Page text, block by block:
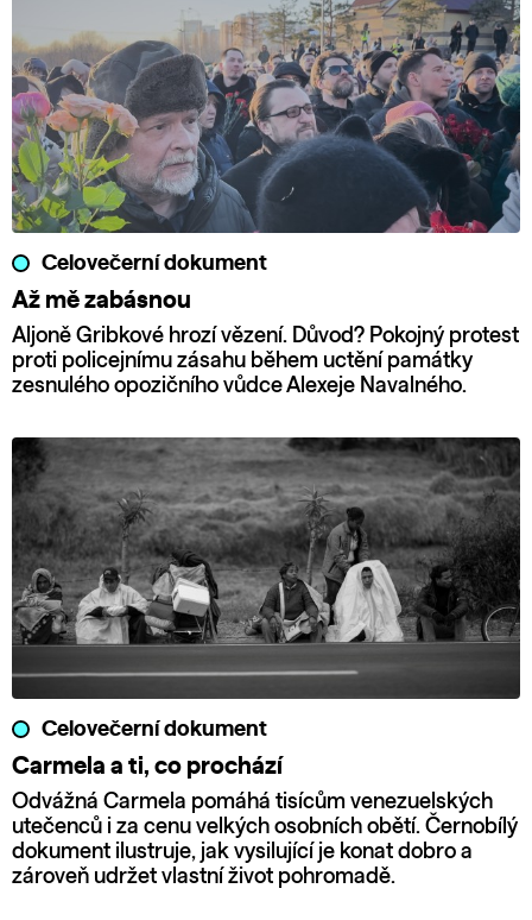
Celovečerní dokument
Až mě zabásnou
Aljoně Gribkové hrozí vězení. Důvod? Pokojný protest
proti policejnímu zásahu během uctění památky
zesnulého opozičního vůdce Alexeje Navalného.
Celovečerní dokument
Carmela a ti, co prochází
Odvážná Carmela pomáhá tisícům venezuelských
utečenců i za cenu velkých osobních obětí. Černobílý
dokument ilustruje, jak vysilující je konat dobro a
zároveň udržet vlastní život pohromadě.